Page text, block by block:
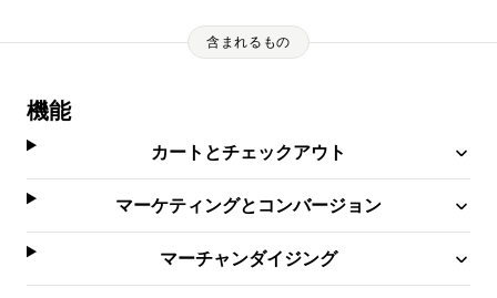
含まれるもの
機能
カートとチェックアウト
マーケティングとコンバージョン
マーチャンダイジング